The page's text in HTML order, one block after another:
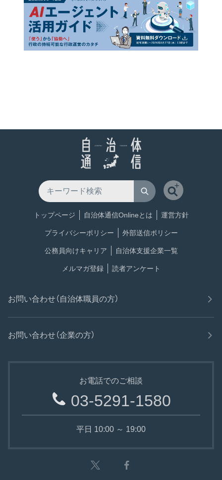
トップページ 自治体通信Onlineとは 運営方針
プライバシーポリシー 外部送信ポリシー
公務員向けキャリア 自治体支援企業一覧
メルマガ登録 読者アンケート
お問い合わせ（自治体職員の方）
お問い合わせ（企業の方）
お電話でのご相談
03-5291-1580
平日 10:00 ～ 19:00